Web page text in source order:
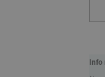
Info